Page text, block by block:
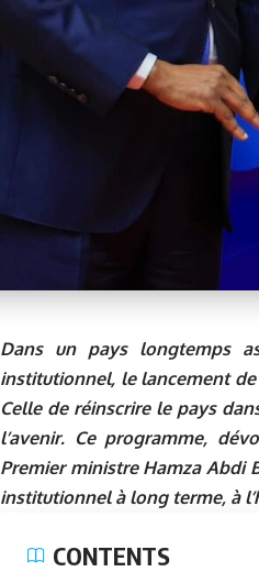
Dans un pays longtemps
institutionnel, le lancement
Celle de réinscrire le pays
l’avenir. Ce programme,
Premier ministre Hamza Abdi
institutionnel à long terme, à
CONTENTS